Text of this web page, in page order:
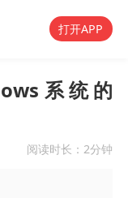
打开APP
系统的
阅读时长： 2分钟